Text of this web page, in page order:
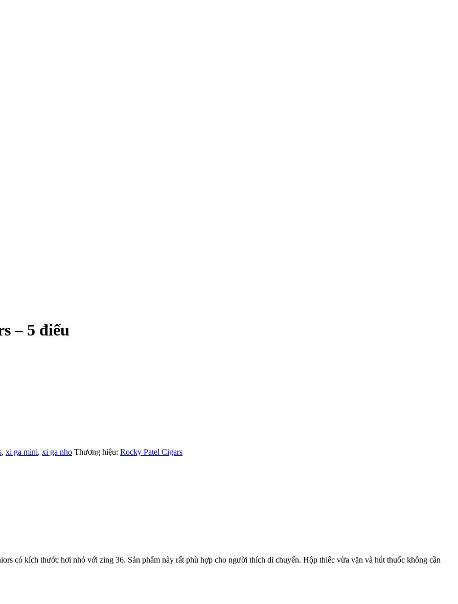
– 5 điếu
, xi ga mini, xi ga nho Thương hiệu: Rocky Patel Cigars
có kích thước hơi nhỏ với zing 36. Sản phẩm này rất phù hợp cho người thích di chuyển. Hộp thiếc vừa vặn và hút thuốc không cần